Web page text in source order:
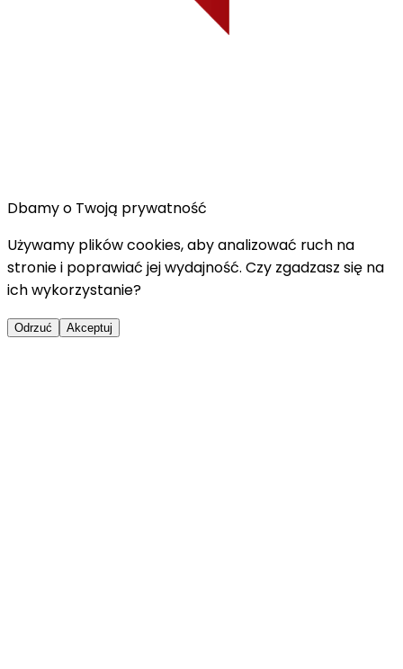
Dbamy o Twoją prywatność
Używamy plików cookies, aby analizować ruch na
stronie i poprawiać jej wydajność. Czy zgadzasz się na
ich wykorzystanie?
Odrzuć Akceptuj